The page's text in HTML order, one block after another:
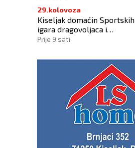
29.kolovoza
Kiseljak domaćin Sportskih
igara dragovoljaca i
veterana HVO-a ŽSB i Dana
Prije 9 sati